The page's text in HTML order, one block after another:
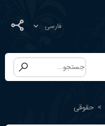
> حقوقی